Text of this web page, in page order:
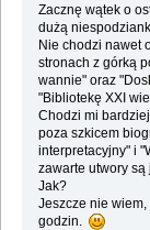
Zacznę wątek o
dużą
Nie chodzi nawet
stronach z górką
wannie" oraz
"Bibliotekę XXI
Chodzi mi
poza szkicem
interpretacyjny" i
zawarte utwory
Jak?
Jeszcze nie
godzin.